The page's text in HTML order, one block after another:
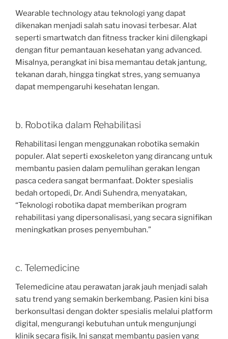
Wearable technology atau teknologi yang dapat
dikenakan menjadi salah satu inovasi terbesar. Alat
seperti smartwatch dan fitness tracker kini dilengkapi
dengan fitur pemantauan kesehatan yang advanced.
Misalnya, perangkat ini bisa memantau detak jantung,
tekanan darah, hingga tingkat stres, yang semuanya
dapat mempengaruhi kesehatan lengan.
b. Robotika dalam Rehabilitasi
Rehabilitasi lengan menggunakan robotika semakin
populer. Alat seperti exoskeleton yang dirancang untuk
membantu pasien dalam pemulihan gerakan lengan
pasca cedera sangat bermanfaat. Dokter spesialis
bedah ortopedi, Dr. Andi Suhendra, menyatakan,
“Teknologi robotika dapat memberikan program
rehabilitasi yang dipersonalisasi, yang secara signifikan
meningkatkan proses penyembuhan.”
c. Telemedicine
Telemedicine atau perawatan jarak jauh menjadi salah
satu trend yang semakin berkembang. Pasien kini bisa
berkonsultasi dengan dokter spesialis melalui platform
digital, mengurangi kebutuhan untuk mengunjungi
klinik secara fisik. Ini sangat membantu pasien yang